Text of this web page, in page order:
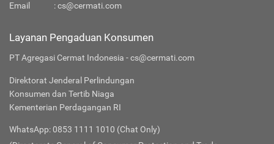
Email
:cs@cermati.com
Layanan Pengaduan Konsumen
PT Agregasi Cermat Indonesia - cs@cermati.com
Direktorat Jenderal Perlindungan
Konsumen dan Tertib Niaga
Kementerian Perdagangan RI
WhatsApp: 0853 1111 1010 (Chat Only)